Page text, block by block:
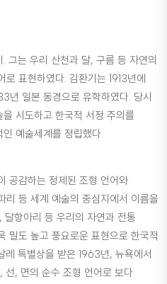
그는 우리 산천과 달, 구름 등 자연의
표현하였다. 김환기는 1913년에
년 일본 동경으로 유학하였다. 당시
시도하고 한국적 서정 주의를
예술세계를 정립했다.
공감하는 정제된 조형 언어와
리 등 세계 예술의 중심지에서 이름을
항아리 등 우리의 자연과 전통
밀도 높고 풍요로운 표현으로 한국적
레 특별상을 받은 1963년, 뉴욕에서
선, 면의 순수 조형 언어로 보다